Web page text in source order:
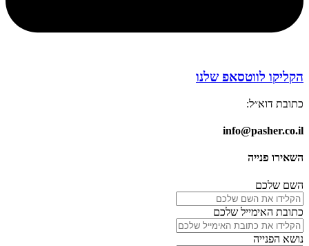
הקליקו לווטסאפ שלנו
כתובת דוא״ל:
info@pasher.co.il
השאירו פנייה
השם שלכם
כתובת האימייל שלכם
נושא הפנייה